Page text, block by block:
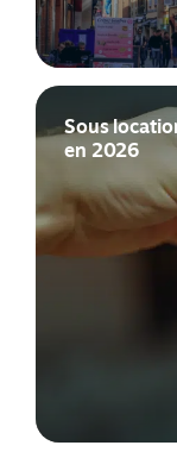
Sous
en 2026